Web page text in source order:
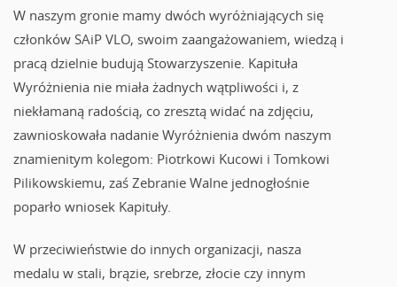
W naszym gronie mamy dwóch wyróżniających się
członków SAiP VLO, swoim zaangażowaniem, wiedzą i
pracą dzielnie budują Stowarzyszenie. Kapituła
Wyróżnienia nie miała żadnych wątpliwości i, z
niekłamaną radością, co zresztą widać na zdjęciu,
zawnioskowała nadanie Wyróżnienia dwóm naszym
znamienitym kolegom: Piotrkowi Kucowi i Tomkowi
Pilikowskiemu, zaś Zebranie Walne jednogłośnie
poparło wniosek Kapituły.
W przeciwieństwie do innych organizacji, nasza
medalu w stali, brązie, srebrze, złocie czy innym